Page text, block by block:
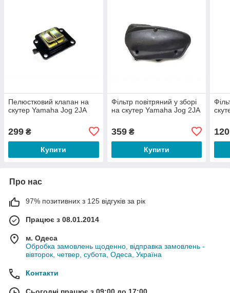
Пелюстковий клапан на
скутер Yamaha Jog 2JA
299 ₴
Купити
Фільтр повітряний у зборі
на скутер Yamaha Jog 2JA
359₴
Купити
120
Про нас
97% позитивних з 125 відгуків за рік
Працює з 08.01.2014
м. Одеса
Обробка замовлень щоденно, відправка замовлень -
вівторок, четвер, субота, Одеса, Україна
Контакти